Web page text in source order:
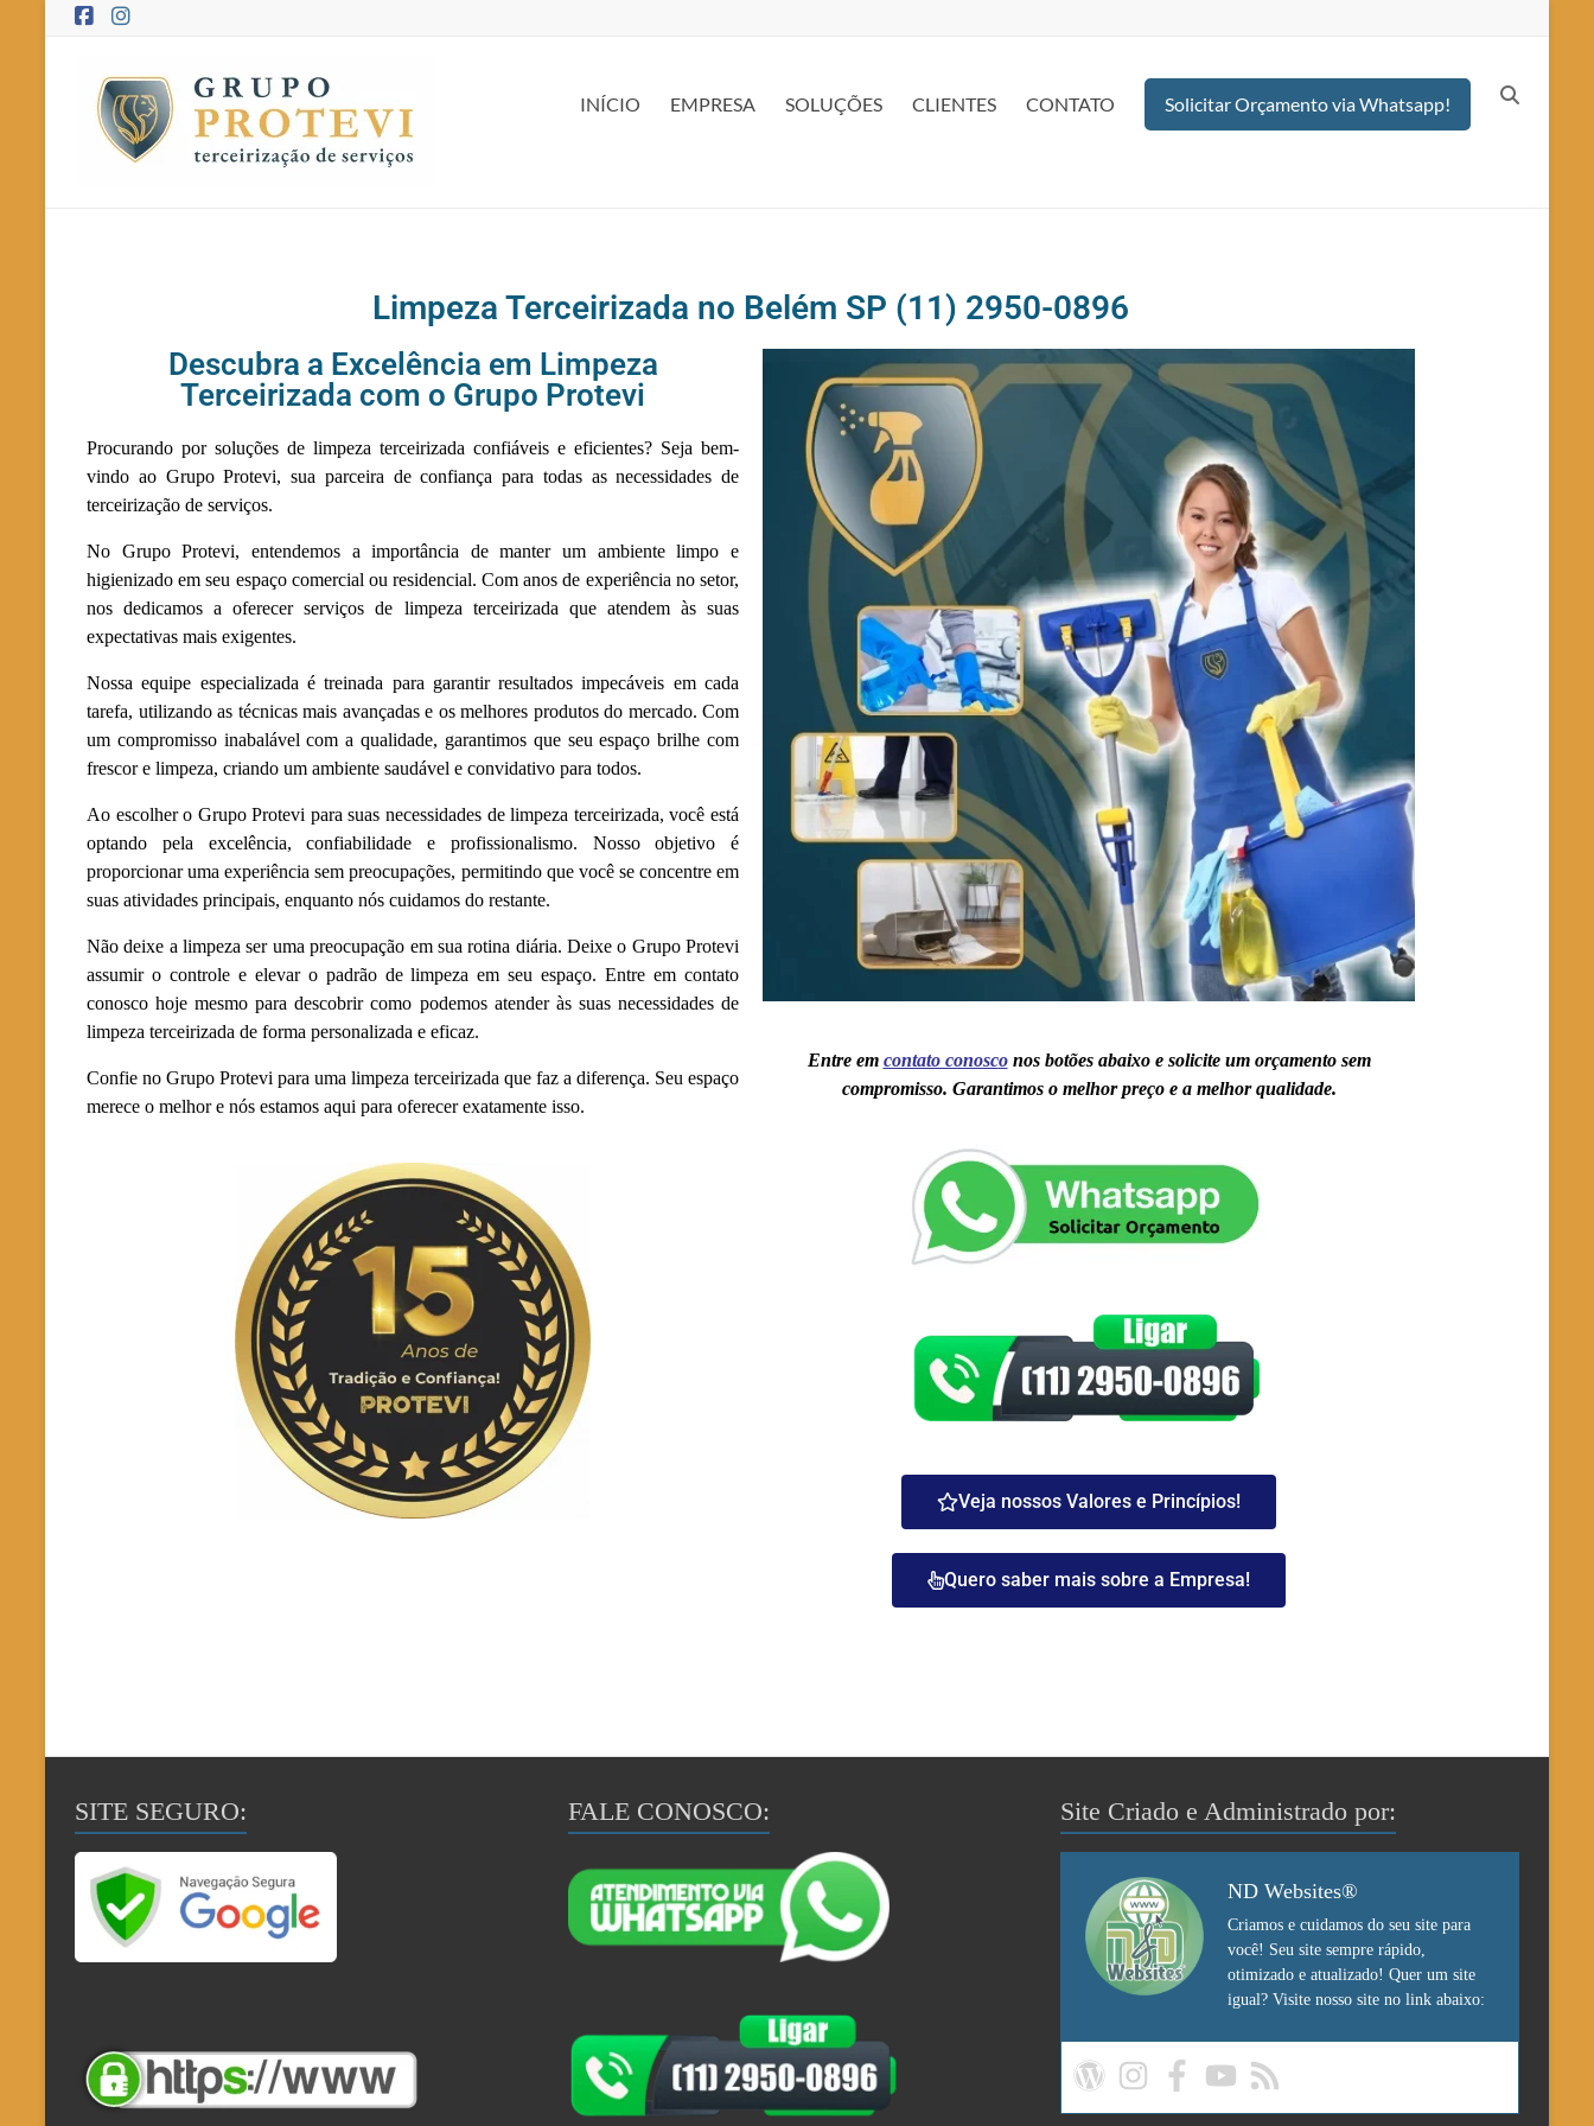
INÍCIO EMPRESA SOLUÇÕES CLIENTES CONTATO Solicitar Orçamento via Whatsapp!
Limpeza Terceirizada no Belém SP (11) 2950-0896
Descubra a Excelência em Limpeza
Terceirizada com o Grupo Protevi
Procurando por soluções de limpeza terceirizada confiáveis e eficientes? Seja bem-
vindo ao Grupo Protevi, sua parceira de confiança para todas as necessidades de
terceirização de serviços.
No Grupo Protevi, entendemos a importância de manter um ambiente limpo e
higienizado em seu espaço comercial ou residencial. Com anos de experiência no setor,
nos dedicamos a oferecer serviços de limpeza terceirizada que atendem às suas
expectativas mais exigentes.
Nossa equipe especializada é treinada para garantir resultados impecáveis em cada
tarefa, utilizando as técnicas mais avançadas e os melhores produtos do mercado. Com
um compromisso inabalável com a qualidade, garantimos que seu espaço brilhe com
frescor e limpeza, criando um ambiente saudável e convidativo para todos.
Ao escolher o Grupo Protevi para suas necessidades de limpeza terceirizada, você está
optando pela excelência, confiabilidade e profissionalismo. Nosso objetivo é
proporcionar uma experiência sem preocupações, permitindo que você se concentre em
suas atividades principais, enquanto nós cuidamos do restante.
Não deixe a limpeza ser uma preocupação em sua rotina diária. Deixe o Grupo Protevi
assumir o controle e elevar o padrão de limpeza em seu espaço. Entre em contato
conosco hoje mesmo para descobrir como podemos atender às suas necessidades de
limpeza terceirizada de forma personalizada e eficaz.
Confie no Grupo Protevi para uma limpeza terceirizada que faz a diferença. Seu espaço
merece o melhor e nós estamos aqui para oferecer exatamente isso.
Entre em contato conosconos botões abaixo e solicite um orçamento sem
compromisso. Garantimos o melhor preço e a melhor qualidade.
Veja nossos Valores e Princípios!
Quero saber mais sobre a Empresa!
SITE SEGURO: FALE CONOSCO: Site Criado e Administrado por:
ND Websites®
Criamos e cuidamos do seu site para
você! Seu site sempre rápido,
otimizado e atualizado! Quer um site
igual? Visite nosso site no link abaixo: